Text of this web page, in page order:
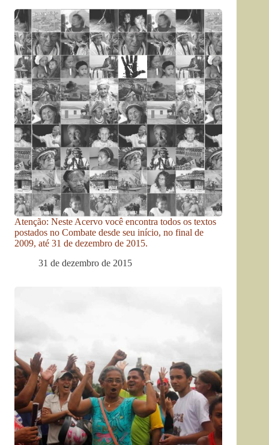
Atenção: Neste Acervo você encontra todos os textos
postados no Combate desde seu início, no final de
2009, até 31 de dezembro de 2015.
31 de dezembro de 2015